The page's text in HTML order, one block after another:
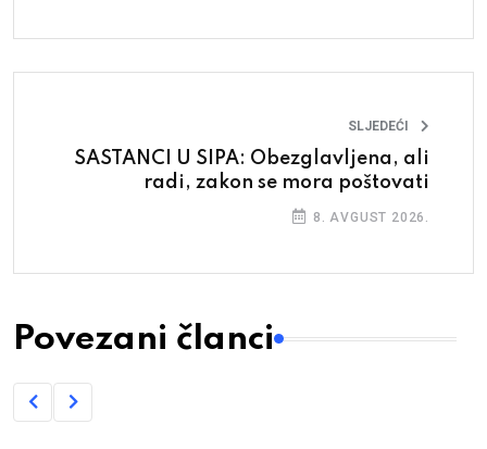
SLJEDEĆI
SASTANCI U SIPA: Obezglavljena, ali
radi, zakon se mora poštovati
8. AVGUST 2026.
Povezani članci